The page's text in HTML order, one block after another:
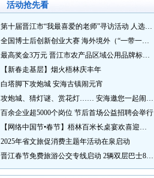
活动抢先看
第十届晋江市“我最喜爱的老师”寻访活动 人选推荐火热进行中 快来“秀”您最喜爱的老师
全国博士后创新创业大赛 海外境外（“一带一路”）赛七大赛道等你来战
最高奖金3万元 晋江市农产品区域公用品牌标识Logo及特色农产品包装设计征集活动正式启动
【新春走基层】烟火梧林庆丰年
白塔脚下攻炮城 安海古镇闹元宵
攻炮城、猜灯谜、赏花灯…… 安海邀您一起闹元宵
百余企业超5000个岗位 节后首场公益招聘会举行
【网络中国节•春节】梧林百米长桌宴欢喜迎新春
2025年省文旅促消费主题年活动在泉启动
晋江春节免费旅游公交专线启动 2辆双层巴士8辆铛铛车带你游